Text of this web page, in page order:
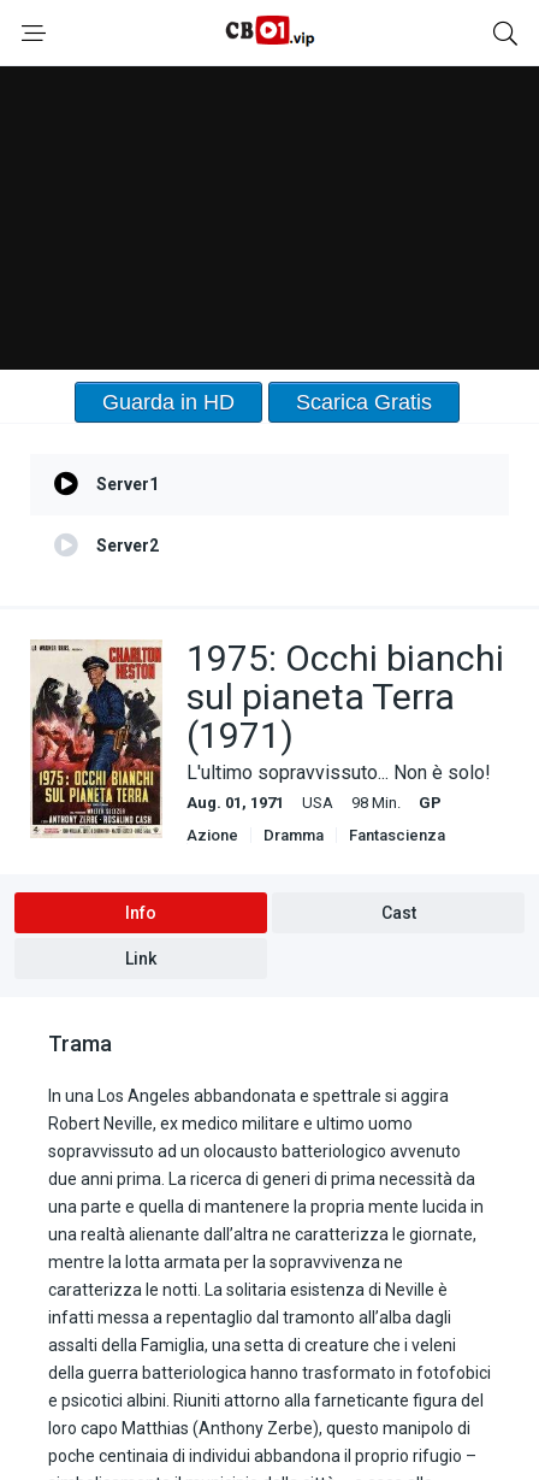
Guarda in HD Scarica Gratis
Server1
Server2
1975: Occhi bianchi
sul pianeta Terra
(1971)
L'ultimo sopravvissuto... Non è solo!
Aug. 01, 1971 USA 98 Min.
GP
Azione
Dramma
Fantascienza
Info Cast
Link
Trama
In una Los Angeles abbandonata e spettrale si aggira
Robert Neville, ex medico militare e ultimo uomo
sopravvissuto ad un olocausto batteriologico avvenuto
due anni prima. La ricerca di generi di prima necessità da
una parte e quella di mantenere la propria mente lucida in
una realtà alienante dall’altra ne caratterizza le giornate,
mentre la lotta armata per la sopravvivenza ne
caratterizza le notti. La solitaria esistenza di Neville è
infatti messa a repentaglio dal tramonto all’alba dagli
assalti della Famiglia, una setta di creature che i veleni
della guerra batteriologica hanno trasformato in fotofobici
e psicotici albini. Riuniti attorno alla farneticante figura del
loro capo Matthias (Anthony Zerbe), questo manipolo di
poche centinaia di individui abbandona il proprio rifugio –